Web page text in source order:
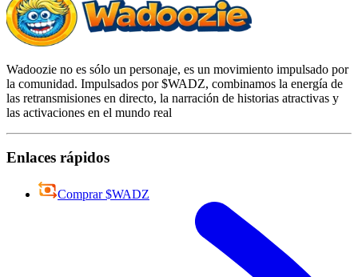
Wadoozie no es sólo un personaje, es un movimiento impulsado por
la comunidad. Impulsados por $WADZ, combinamos la energía de
las retransmisiones en directo, la narración de historias atractivas y
las activaciones en el mundo real
Enlaces rápidos
Comprar $WADZ